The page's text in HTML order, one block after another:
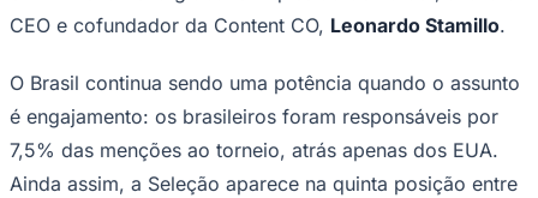
Champions League
Premier League
Bundesliga
Times - Ir direto
CEO e cofundador da Content CO, Leonardo Stamillo.
O Brasil continua sendo uma potência quando o assunto
é engajamento: os brasileiros foram responsáveis por
7,5% das menções ao torneio, atrás apenas dos EUA.
Ainda assim, a Seleção aparece na quinta posição entre